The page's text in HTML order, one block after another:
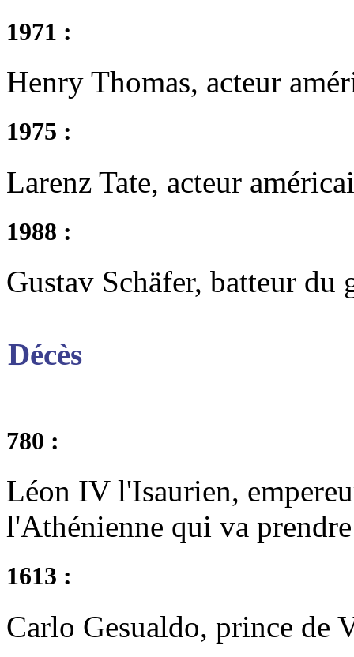
1971 :
Henry Thomas, acteur
1975 :
Larenz Tate, acteur
1988 :
Gustav Schäfer, batteur
Décès
780 :
Léon IV l'Isaurien,
l'Athénienne qui va
1613 :
Carlo Gesualdo, prince de